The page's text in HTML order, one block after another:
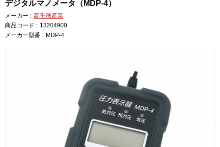
デジタルマノメータ（MDP-4）
メーカー : 高千穂産業
商品コード : 13204900
メーカー型番 : MDP-4